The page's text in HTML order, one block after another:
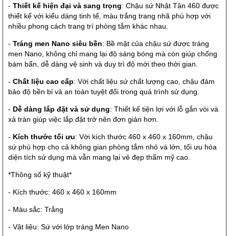
- Thiết kế hiện đại và sang trọng: Chậu sứ Nhật Tân 460 được
thiết kế với kiểu dáng tinh tế, màu trắng trang nhã phù hợp với
nhiều phong cách trang trí phòng tắm khác nhau.
- Tráng men Nano siêu bền: Bề mặt của chậu sứ được tráng
men Nano, không chỉ mang lại độ sáng bóng mà còn giúp chống
bám bẩn, dễ dàng vệ sinh và duy trì độ mới theo thời gian.
- Chất liệu cao cấp: Với chất liệu sứ chất lượng cao, chậu đảm
bảo độ bền bỉ và an toàn tuyệt đối trong quá trình sử dụng.
- Dễ dàng lắp đặt và sử dụng: Thiết kế tiện lợi với lỗ gắn vòi và
xả tràn giúp việc lắp đặt trở nên đơn giản hơn.
- Kích thước tối ưu: Với kích thước 460 x 460 x 160mm, chậu
sứ phù hợp cho cả không gian phòng tắm nhỏ và lớn, tối ưu hóa
diện tích sử dụng mà vẫn mang lại vẻ đẹp thẩm mỹ cao.
*Thông số kỹ thuật*
- Kích thước: 460 x 460 x 160mm
- Màu sắc: Trắng
- Vật liệu: Sứ với lớp tráng Men Nano